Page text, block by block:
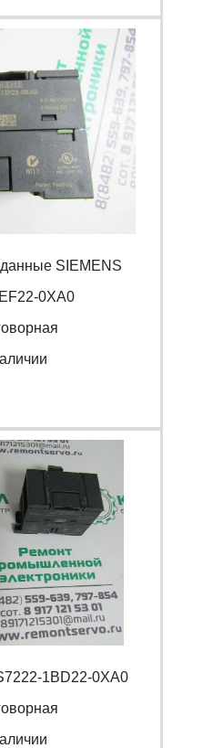
SIEMENS
0XA0
1BD22-0XA0